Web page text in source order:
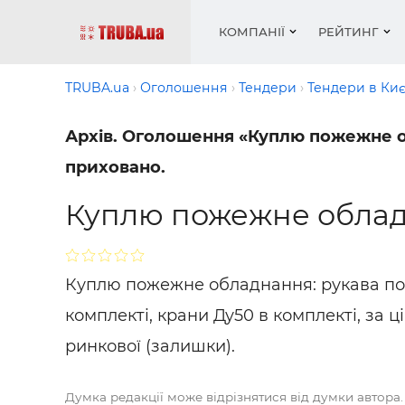
КОМПАНІЇ РЕЙТИНГ
Холод,
Теплі
Рейтинг
TRUBA.ua Оголошення Тендери Тендери в
Архів. Оголошення «Куплю пожежне
приховано.
Куплю пожежне
Куплю пожежне обладнання: рукава
комплекті, крани Ду50 в комплекті, за
ринкової (залишки).
Думка редакції може відрізнятися від думки автора.